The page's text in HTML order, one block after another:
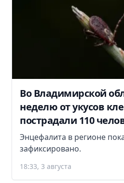
Во Владимирской
неделю от укусов
пострадали 110
Энцефалита в регионе
зафиксировано.
18:33, 3 августа